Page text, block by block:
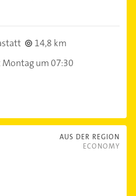
14,8 km
um 07:30
AUS DER REGION
ECONOMY